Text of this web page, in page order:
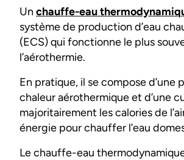
Un chauffe-eau
système de production d’eau
(ECS) qui fonctionne le plus
l’aérothermie.
En pratique, il se compose d’une
chaleur aérothermique et d’une
majoritairement les calories de
énergie pour chauffer l’eau
Le chauffe-eau